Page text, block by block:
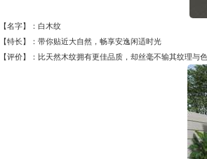
【名字】：白木纹
【特长】：带你贴近大自然，畅享安逸闲适时光
【评价】：比天然木纹拥有更佳品质，却丝毫不输其纹理与